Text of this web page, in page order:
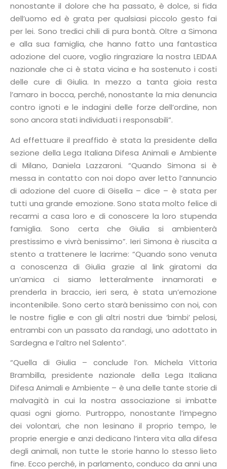
nonostante il dolore che ha passato, è dolce, si fida
dell’uomo ed è grata per qualsiasi piccolo gesto fai
per lei. Sono tredici chili di pura bontà. Oltre a Simona
e alla sua famiglia, che hanno fatto una fantastica
adozione del cuore, voglio ringraziare la nostra LEIDAA
nazionale che ci è stata vicina e ha sostenuto i costi
delle cure di Giulia. In mezzo a tanta gioia resta
l’amaro in bocca, perché, nonostante la mia denuncia
contro ignoti e le indagini delle forze dell’ordine, non
sono ancora stati individuati i responsabili”.
Ad effettuare il preaffido è stata la presidente della
sezione della Lega Italiana Difesa Animali e Ambiente
di Milano, Daniela Lazzaroni. “Quando Simona si è
messa in contatto con noi dopo aver letto l’annuncio
di adozione del cuore di Gisella – dice – è stata per
tutti una grande emozione. Sono stata molto felice di
recarmi a casa loro e di conoscere la loro stupenda
famiglia. Sono certa che Giulia si ambienterà
prestissimo e vivrà benissimo”. Ieri Simona è riuscita a
stento a trattenere le lacrime: “Quando sono venuta
a conoscenza di Giulia grazie al link giratomi da
un’amica ci siamo letteralmente innamorati e
prenderla in braccio, ieri sera, è stata un’emozione
incontenibile. Sono certo starà benissimo con noi, con
le nostre figlie e con gli altri nostri due ‘bimbi’ pelosi,
entrambi con un passato da randagi, uno adottato in
Sardegna e l’altro nel Salento”.
“Quella di Giulia – conclude l’on. Michela Vittoria
Brambilla, presidente nazionale della Lega Italiana
Difesa Animali e Ambiente – è una delle tante storie di
malvagità in cui la nostra associazione si imbatte
quasi ogni giorno. Purtroppo, nonostante l’impegno
dei volontari, che non lesinano il proprio tempo, le
proprie energie e anzi dedicano l’intera vita alla difesa
degli animali, non tutte le storie hanno lo stesso lieto
fine. Ecco perché, in parlamento, conduco da anni una